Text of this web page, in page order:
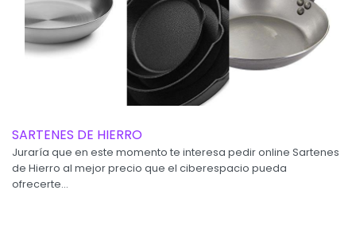
SARTENES DE HIERRO
Juraría que en este momento te interesa pedir online Sartenes
de Hierro al mejor precio que el ciberespacio pueda
ofrecerte...